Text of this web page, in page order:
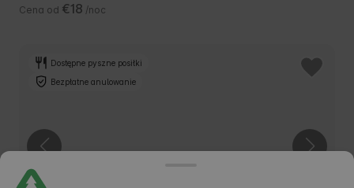
Cena od €18 /noc
Dostępne pyszne posiłki
Bezpłatne anulowanie